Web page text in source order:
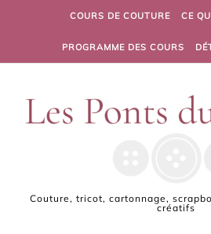
Skip to contentCOURS DE COUTURE CE
PROGRAMME DES COURS
Couture, tricot, cartonnage,
créatifs